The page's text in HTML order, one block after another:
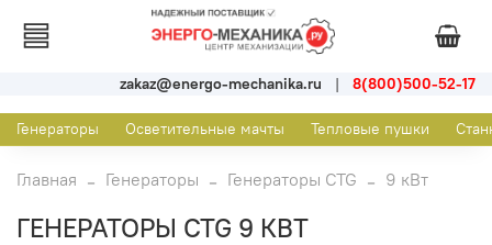
zakaz@energo-mechanika.ru | 8(800)500-52-17
Генераторы Осветительные мачты Тепловые пушки
Главная Генераторы Генераторы CTG 9 кВт
ГЕНЕРАТОРЫ CTG 9 КВТ